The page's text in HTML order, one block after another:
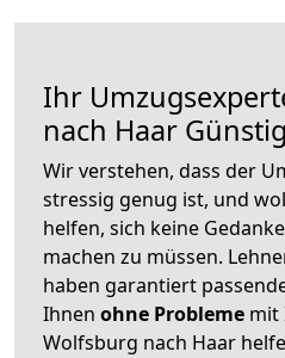
Ihr
nach Haar
Wir verstehen, dass der
stressig genug ist, und
helfen, sich keine
machen zu müssen.
haben garantiert
Ihnen ohne Probleme mit
Wolfsburg nach Haar